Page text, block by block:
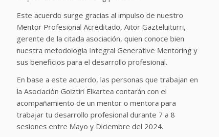
Este acuerdo surge gracias al impulso de nuestro
Mentor Profesional Acreditado, Aitor Gazteluiturri,
gerente de la citada asociación, quien conoce bien
nuestra metodología Integral Generative Mentoring y
sus beneficios para el desarrollo profesional.
En base a este acuerdo, las personas que trabajan en
la Asociación Goiztiri Elkartea contarán con el
acompañamiento de un mentor o mentora para
trabajar tu desarrollo profesional durante 7 a 8
sesiones entre Mayo y Diciembre del 2024.